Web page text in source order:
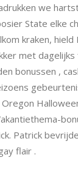
we
State elke
kraken, hield
met
bonussen ,
Patrick
flair .